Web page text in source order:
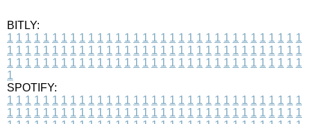
BITLY:
1 1 1 1 1 1 1 1 1 1 1 1 1 1 1 1 1 1 1 1 1 1 1 1 1 1 1 1 1 1 1 1 1
1 1 1 1 1 1 1 1 1 1 1 1 1 1 1 1 1 1 1 1 1 1 1 1 1 1 1 1 1 1 1 1 1
1 1 1 1 1 1 1 1 1 1 1 1 1 1 1 1 1 1 1 1 1 1 1 1 1 1 1 1 1 1 1 1 1
1
SPOTIFY:
1 1 1 1 1 1 1 1 1 1 1 1 1 1 1 1 1 1 1 1 1 1 1 1 1 1 1 1 1 1 1 1 1
1 1 1 1 1 1 1 1 1 1 1 1 1 1 1 1 1 1 1 1 1 1 1 1 1 1 1 1 1 1 1 1 1